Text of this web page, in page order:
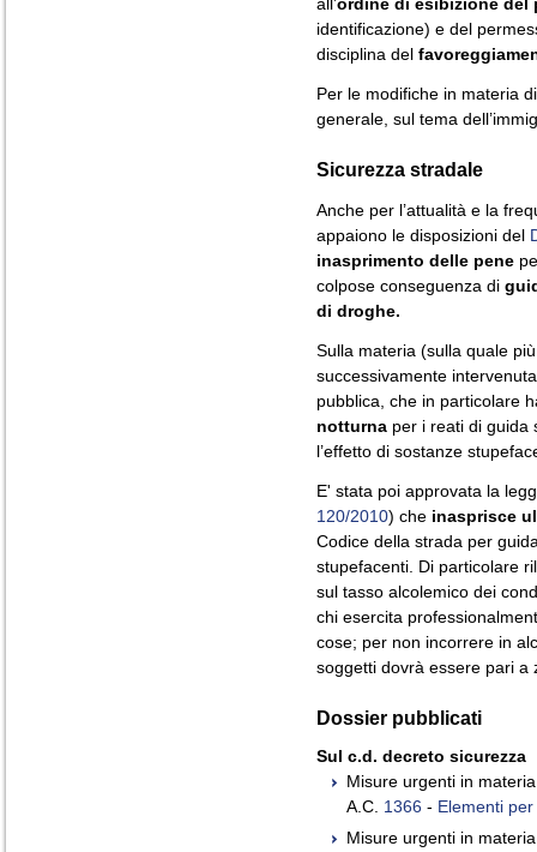
identificazione) e del
disciplina del
Per le modifiche in materia
generale, sul tema
Sicurezza stradale
Anche per l’attualità e la
appaiono le disposizioni del
inasprimento delle pene
colpose conseguenza di
di droghe.
Sulla materia (sulla quale
successivamente
pubblica, che in particolare
notturna per i reati di guida
l’effetto di sostanze
E' stata poi approvata la
120/2010) che inasprisce
Codice della strada per
stupefacenti. Di particolare
sul tasso alcolemico dei
chi esercita
cose; per non incorrere in
soggetti dovrà essere pari a
Dossier pubblicati
Sul c.d. decreto sicurezza
Misure urgenti in
A.C. 1366 - Elementi
Misure urgenti in